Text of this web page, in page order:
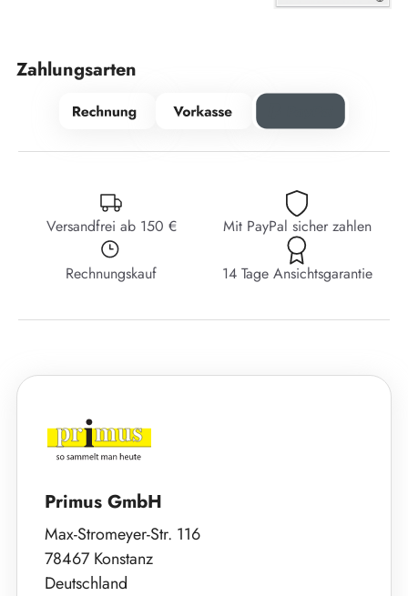
Zahlungsarten
Versandfrei ab 150 € Mit PayPal sicher zahlen
Rechnungskauf 14 Tage Ansichtsgarantie
Primus GmbH
Max-Stromeyer-Str. 116
78467 Konstanz
Deutschland